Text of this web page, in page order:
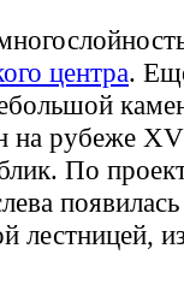
центра.
на рубеже
По
появилась
лестницей,